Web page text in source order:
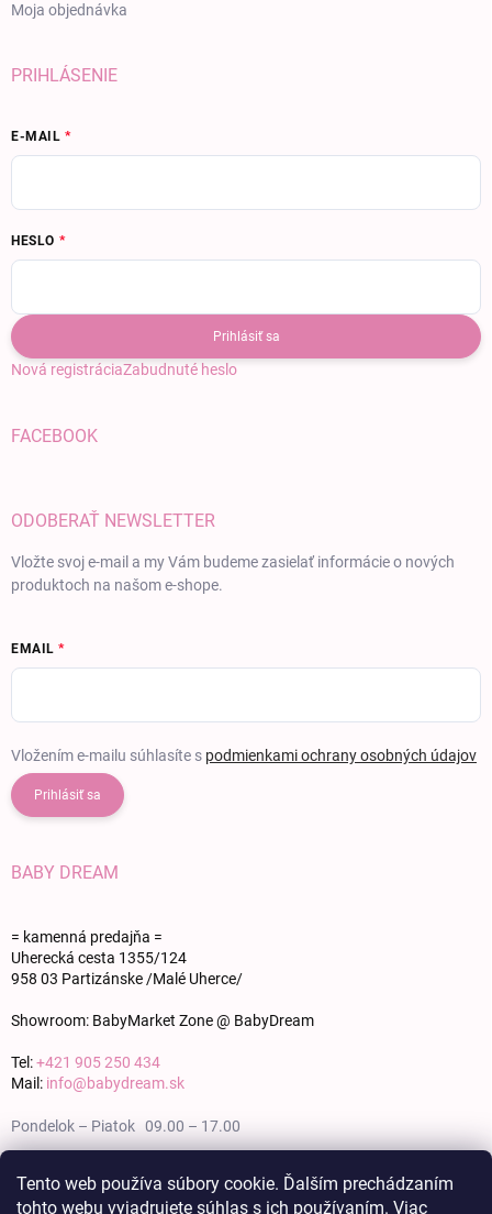
Tento web používa súbory cookie. Ďalším prechádzaním
tohto webu vyjadrujete súhlas s ich používaním. Viac
Moja objednávka
PRIHLÁSENIE
E-MAIL
HESLO
Prihlásiť sa
Nová registráciaZabudnuté heslo
FACEBOOK
ODOBERAŤ NEWSLETTER
Vložte svoj e-mail a my Vám budeme zasielať informácie o nových
produktoch na našom e-shope.
EMAIL
Vložením e-mailu súhlasíte s podmienkami ochrany osobných údajov
Prihlásiť sa
BABY DREAM
= kamenná predajňa =
Uherecká cesta 1355/124
958 03 Partizánske /Malé Uherce/
Showroom: BabyMarket Zone @ BabyDream
Tel:+421 905 250 434
Mail: info@babydream.sk
Pondelok – Piatok 09.00 – 17.00